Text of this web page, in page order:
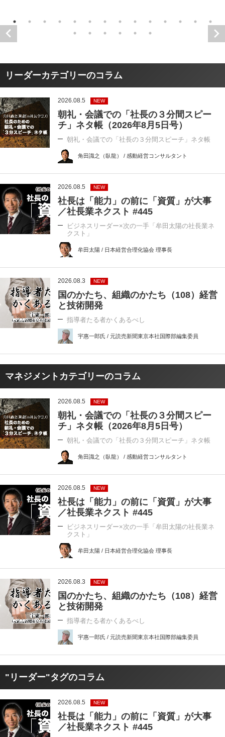
リーダーカテゴリーのコラム
2026.08.5 NEW
朝礼・会議での「社長の３分間スピー
チ」ネタ帳（2026年8月5日号）
朝礼・会議での「社長の３分間スピーチ」ネタ帳
角田識之（臥龍） / 感動経営コンサルタント
2026.08.5 NEW
社長は「能力」の前に「資質」が大事
／社長業ネクスト #445
ビジネスリーダー×次の一手「牟田太陽の社長業ネ
クスト」
牟田太陽 / 日本経営合理化協会 理事長
2026.08.3 NEW
国のかたち、組織のかたち（108）経営
と技術開発
指導者たる者かくあるべし
宇惠一郎氏 / 元読売新聞東京本社国際部編集委員
マネジメントカテゴリーのコラム
2026.08.5 NEW
朝礼・会議での「社長の３分間スピー
チ」ネタ帳（2026年8月5日号）
朝礼・会議での「社長の３分間スピーチ」ネタ帳
角田識之（臥龍） / 感動経営コンサルタント
2026.08.5 NEW
社長は「能力」の前に「資質」が大事
／社長業ネクスト #445
ビジネスリーダー×次の一手「牟田太陽の社長業ネ
クスト」
牟田太陽 / 日本経営合理化協会 理事長
2026.08.3 NEW
国のかたち、組織のかたち（108）経営
と技術開発
指導者たる者かくあるべし
宇惠一郎氏 / 元読売新聞東京本社国際部編集委員
"リーダー"タグのコラム
2026.08.5 NEW
社長は「能力」の前に「資質」が大事
／社長業ネクスト #445